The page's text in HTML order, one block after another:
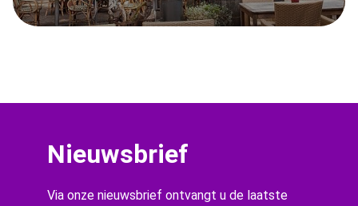
Nieuwsbrief
Via onze nieuwsbrief ontvangt u de laatste